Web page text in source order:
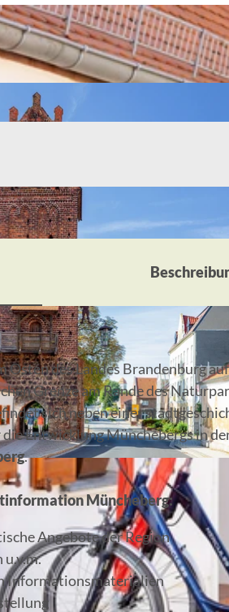
des Landes Brandenburg
Grenze am Rande des
sich neben einer
Entwicklung Münchebergs in
.
Müncheberg:
Angebote der Region
u.v.m.
Informationsmaterialien